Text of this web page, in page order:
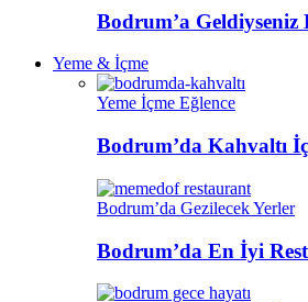
Bodrum’a
Yeme & İçme
Yeme İçme Eğlence
Bodrum’da Kahvaltı
Bodrum’da Gezilecek Yerler
Bodrum’da En İyi